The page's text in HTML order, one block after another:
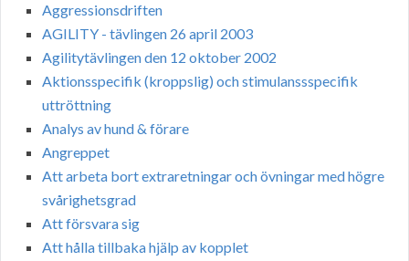
Aggressionsdriften
AGILITY - tävlingen 26 april 2003
Agilitytävlingen den 12 oktober 2002
Aktionsspecifik (kroppslig) och stimulanssspecifik
uttröttning
Analys av hund & förare
Angreppet
Att arbeta bort extraretningar och övningar med högre
svårighetsgrad
Att försvara sig
Att hålla tillbaka hjälp av kopplet